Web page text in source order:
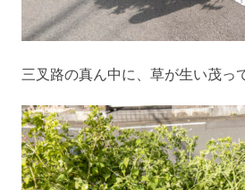
三叉路の真ん中に、草が生い茂っ